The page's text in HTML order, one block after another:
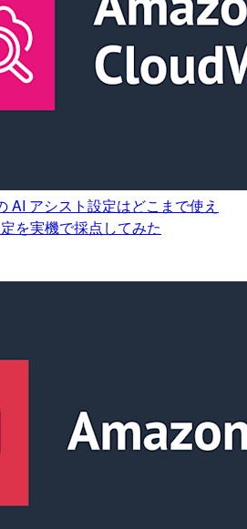
AI アシスト設定はどこまで使え
を実機で採点してみた